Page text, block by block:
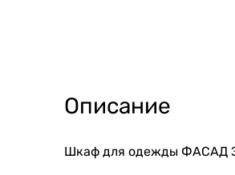
Описание
Шкаф для одежды ФАСАД